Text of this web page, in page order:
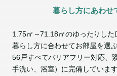
暮らし方にあわせ
1.75㎡～71.18㎡のゆったりし
暮らし方に合わせてお部屋を選
56戸すべてバリアフリー対応、
手洗い、浴室）に完備しています